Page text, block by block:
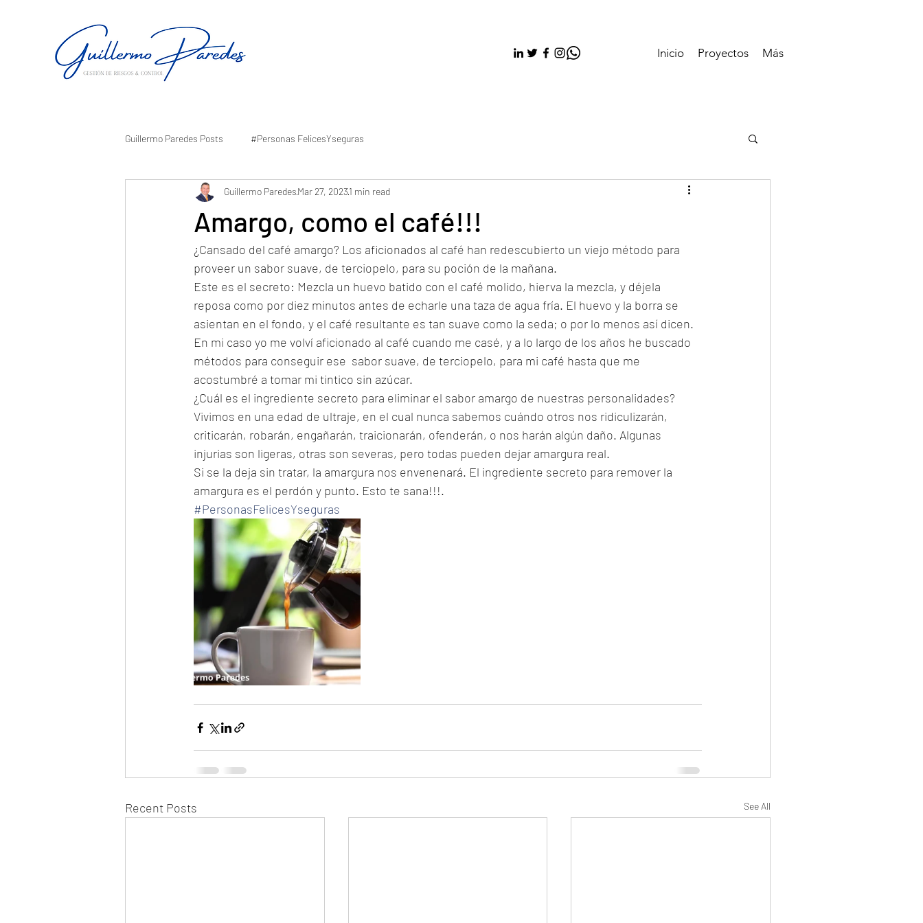
Inicio Proyectos Más
Guillermo Paredes Posts #Personas FelicesYseguras
Amargo, como el café!!!
Guillermo ParedesMar 27, 20231 min read
¿Cansado del café amargo? Los aficionados al café han redescubierto un viejo método para
proveer un sabor suave, de terciopelo, para su poción de la mañana.
Este es el secreto: Mezcla un huevo batido con el café molido, hierva la mezcla, y déjela
reposa como por diez minutos antes de echarle una taza de agua fría. El huevo y la borra se
asientan en el fondo, y el café resultante es tan suave como la seda; o por lo menos así dicen.
En mi caso yo me volví aficionado al café cuando me casé, y a lo largo de los años he buscado
métodos para conseguir ese  sabor suave, de terciopelo, para mi café hasta que me
acostumbré a tomar mi tintico sin azúcar.
¿Cuál es el ingrediente secreto para eliminar el sabor amargo de nuestras personalidades?
Vivimos en una edad de ultraje, en el cual nunca sabemos cuándo otros nos ridiculizarán,
criticarán, robarán, engañarán, traicionarán, ofenderán, o nos harán algún daño. Algunas
injurias son ligeras, otras son severas, pero todas pueden dejar amargura real.
Si se la deja sin tratar, la amargura nos envenenará. El ingrediente secreto para remover la
amargura es el perdón y punto. Esto te sana!!!.
#PersonasFelicesYseguras
Recent Posts See All